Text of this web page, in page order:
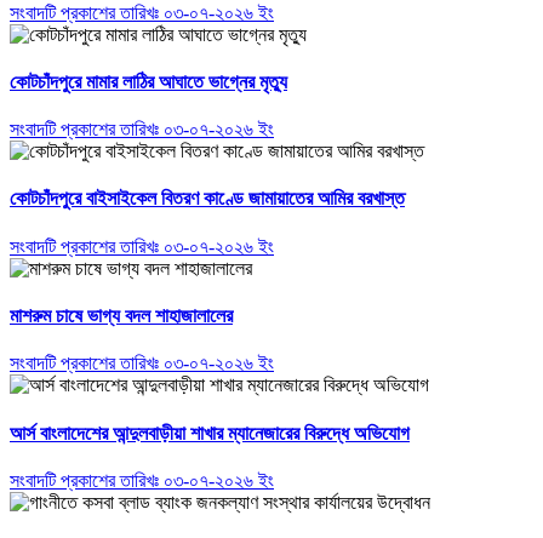
সংবাদটি প্রকাশের তারিখঃ ০৩-০৭-২০২৬ ইং
কোটচাঁদপুরে মামার লাঠির আঘাতে ভাগ্নের মৃত্যু
সংবাদটি প্রকাশের তারিখঃ ০৩-০৭-২০২৬ ইং
কোটচাঁদপুরে বাইসাইকেল বিতরণ কাণ্ডে জামায়াতের আমির বরখাস্ত
সংবাদটি প্রকাশের তারিখঃ ০৩-০৭-২০২৬ ইং
মাশরুম চাষে ভাগ্য বদল শাহাজালালের
সংবাদটি প্রকাশের তারিখঃ ০৩-০৭-২০২৬ ইং
আর্স বাংলাদেশের আন্দুলবাড়ীয়া শাখার ম্যানেজারের বিরুদ্ধে অভিযোগ
সংবাদটি প্রকাশের তারিখঃ ০৩-০৭-২০২৬ ইং